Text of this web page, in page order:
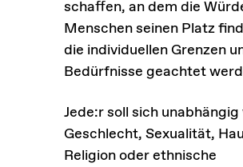
schaffen, an dem die
Menschen seinen Platz
die individuellen Grenzen
Bedürfnisse geachtet
Jede:r soll sich unabhängig
Geschlecht, Sexualität,
Religion oder ethnische